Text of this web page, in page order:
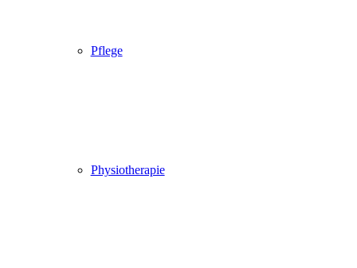
Pflege
Physiotherapie